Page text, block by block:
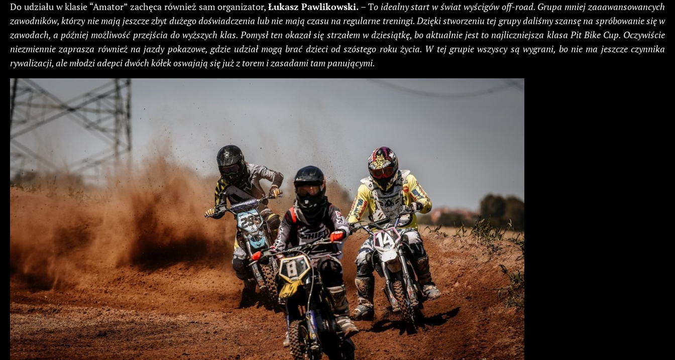
Do udziału w klasie “Amator” zachęca również sam organizator,Łukasz Pawlikowski. – To idealny start w świat wyścigów off-road. Grupa mniej zaaawansowancych
zawodników, którzy nie mają jeszcze zbyt dużego doświadczenia lub nie mają czasu na regularne treningi. Dzięki stworzeniu tej grupy daliśmy szansę na spróbowanie się w
zawodach, a później możliwość przejścia do wyższych klas. Pomysł ten okazał się strzałem w dziesiątkę, bo aktualnie jest to najliczniejsza klasa Pit Bike Cup. Oczywiście
niezmiennie zaprasza również na jazdy pokazowe, gdzie udział mogą brać dzieci od szóstego roku życia. W tej grupie wszyscy są wygrani, bo nie ma jeszcze czynnika
rywalizacji, ale młodzi adepci dwóch kółek oswajają się już z torem i zasadami tam panującymi.